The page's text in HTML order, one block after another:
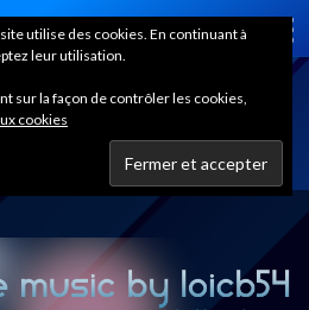
Home
utilise des cookies. En continuant à
leur utilisation.
sur la façon de contrôler les cookies,
cookies